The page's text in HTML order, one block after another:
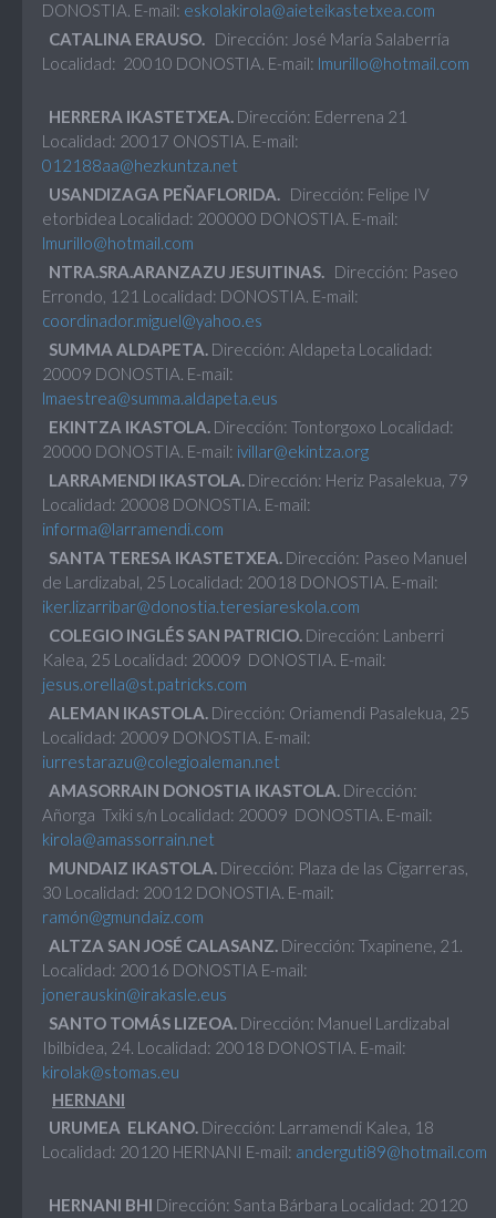
DONOSTIA. E-mail: eskolakirola@aieteikastetxea.com
CATALINA ERAUSO. Dirección: José María Salaberría
Localidad: 20010 DONOSTIA. E-mail: lmurillo@hotmail.com
HERRERA IKASTETXEA. Dirección: Ederrena 21
Localidad: 20017 ONOSTIA. E-mail:
012188aa@hezkuntza.net
USANDIZAGA PEÑAFLORIDA. Dirección: Felipe IV
etorbidea Localidad: 200000 DONOSTIA. E-mail:
lmurillo@hotmail.com
NTRA.SRA.ARANZAZU JESUITINAS. Dirección: Paseo
Errondo, 121 Localidad: DONOSTIA. E-mail:
coordinador.miguel@yahoo.es
SUMMA ALDAPETA. Dirección: Aldapeta Localidad:
20009 DONOSTIA. E-mail:
lmaestrea@summa.aldapeta.eus
EKINTZA IKASTOLA. Dirección: Tontorgoxo Localidad:
20000 DONOSTIA. E-mail: ivillar@ekintza.org
LARRAMENDI IKASTOLA. Dirección: Heriz Pasalekua, 79
Localidad: 20008 DONOSTIA. E-mail:
informa@larramendi.com
SANTA TERESA IKASTETXEA. Dirección: Paseo Manuel
de Lardizabal, 25 Localidad: 20018 DONOSTIA. E-mail:
iker.lizarribar@donostia.teresiareskola.com
COLEGIO INGLÉS SAN PATRICIO. Dirección: Lanberri
Kalea, 25 Localidad: 20009 DONOSTIA. E-mail:
jesus.orella@st.patricks.com
ALEMAN IKASTOLA. Dirección: Oriamendi Pasalekua, 25
Localidad: 20009 DONOSTIA. E-mail:
iurrestarazu@colegioaleman.net
AMASORRAIN DONOSTIA IKASTOLA. Dirección:
Añorga Txiki s/n Localidad: 20009 DONOSTIA. E-mail:
kirola@amassorrain.net
MUNDAIZ IKASTOLA. Dirección: Plaza de las Cigarreras,
30 Localidad: 20012 DONOSTIA. E-mail:
ramón@gmundaiz.com
ALTZA SAN JOSÉ CALASANZ. Dirección: Txapinene, 21.
Localidad: 20016 DONOSTIA E-mail:
jonerauskin@irakasle.eus
SANTO TOMÁS LIZEOA. Dirección: Manuel Lardizabal
Ibilbidea, 24. Localidad: 20018 DONOSTIA. E-mail:
kirolak@stomas.eu
HERNANI
URUMEA ELKANO. Dirección: Larramendi Kalea, 18
Localidad: 20120 HERNANI E-mail: anderguti89@hotmail.com
HERNANI BHI Dirección: Santa Bárbara Localidad: 20120